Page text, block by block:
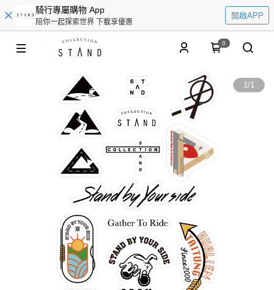
騎行專屬購物 App
陪你一起探索世界 下載享優惠
開啟APP
0
1/1